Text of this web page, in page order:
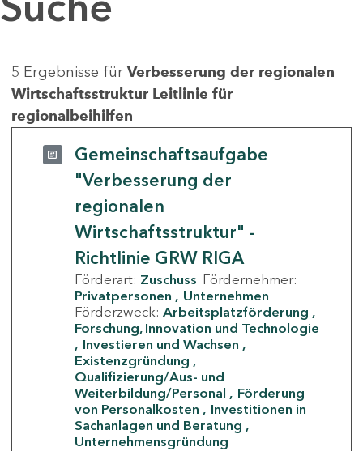
5 Ergebnisse für Verbesserung der regionalen
Wirtschaftsstruktur Leitlinie für
regionalbeihilfen
Gemeinschaftsaufgabe
"Verbesserung der
regionalen
Wirtschaftsstruktur" -
Richtlinie GRW RIGA
Förderart: Zuschuss Fördernehmer:
Privatpersonen
Unternehmen
Förderzweck: Arbeitsplatzförderung
Forschung, Innovation und Technologie
Investieren und Wachsen
Existenzgründung
Qualifizierung/Aus- und
Weiterbildung/Personal
Förderung
von Personalkosten
Investitionen in
Sachanlagen und Beratung
Unternehmensgründung